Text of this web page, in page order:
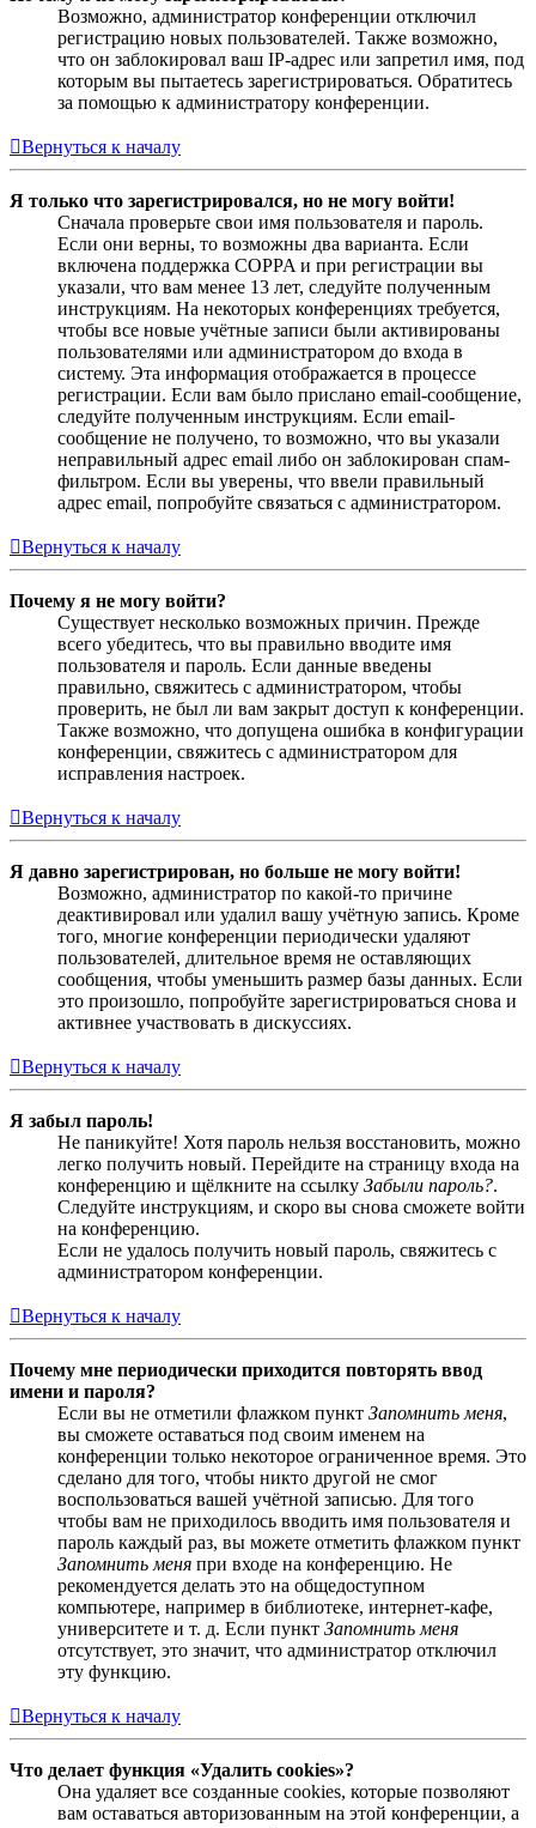
Возможно, администратор конференции отключил
регистрацию новых пользователей. Также возможно,
что он заблокировал ваш IP-адрес или запретил имя, под
которым вы пытаетесь зарегистрироваться. Обратитесь
за помощью к администратору конференции.
Вернуться к началу
Я только что зарегистрировался, но не могу войти!
Сначала проверьте свои имя пользователя и пароль.
Если они верны, то возможны два варианта. Если
включена поддержка COPPA и при регистрации вы
указали, что вам менее 13 лет, следуйте полученным
инструкциям. На некоторых конференциях требуется,
чтобы все новые учётные записи были активированы
пользователями или администратором до входа в
систему. Эта информация отображается в процессе
регистрации. Если вам было прислано email-сообщение,
следуйте полученным инструкциям. Если email-
сообщение не получено, то возможно, что вы указали
неправильный адрес email либо он заблокирован спам-
фильтром. Если вы уверены, что ввели правильный
адрес email, попробуйте связаться с администратором.
Вернуться к началу
Почему я не могу войти?
Существует несколько возможных причин. Прежде
всего убедитесь, что вы правильно вводите имя
пользователя и пароль. Если данные введены
правильно, свяжитесь с администратором, чтобы
проверить, не был ли вам закрыт доступ к конференции.
Также возможно, что допущена ошибка в конфигурации
конференции, свяжитесь с администратором для
исправления настроек.
Вернуться к началу
Я давно зарегистрирован, но больше не могу войти!
Возможно, администратор по какой-то причине
деактивировал или удалил вашу учётную запись. Кроме
того, многие конференции периодически удаляют
пользователей, длительное время не оставляющих
сообщения, чтобы уменьшить размер базы данных. Если
это произошло, попробуйте зарегистрироваться снова и
активнее участвовать в дискуссиях.
Вернуться к началу
Я забыл пароль!
Не паникуйте! Хотя пароль нельзя восстановить, можно
легко получить новый. Перейдите на страницу входа на
конференцию и щёлкните на ссылку Забыли пароль?.
Следуйте инструкциям, и скоро вы снова сможете войти
на конференцию.
Если не удалось получить новый пароль, свяжитесь с
администратором конференции.
Вернуться к началу
Почему мне периодически приходится повторять ввод
имени и пароля?
Если вы не отметили флажком пункт Запомнить меня,
вы сможете оставаться под своим именем на
конференции только некоторое ограниченное время. Это
сделано для того, чтобы никто другой не смог
воспользоваться вашей учётной записью. Для того
чтобы вам не приходилось вводить имя пользователя и
пароль каждый раз, вы можете отметить флажком пункт
Запомнить меня при входе на конференцию. Не
рекомендуется делать это на общедоступном
компьютере, например в библиотеке, интернет-кафе,
университете и т. д. Если пункт Запомнить меня
отсутствует, это значит, что администратор отключил
эту функцию.
Вернуться к началу
Что делает функция «Удалить cookies»?
Она удаляет все созданные cookies, которые позволяют
вам оставаться авторизованным на этой конференции, а